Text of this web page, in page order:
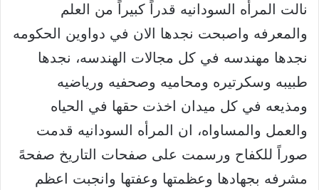
نالت المرأه السودانيه قدراً كبيراً من العلم
والمعرفه واصبحت نجدها الان في دواوين الحكومه
نجدها مهندسه في كل مجالات الهندسه، نجدها
طبيبه وسكرتيره ومحاميه وصحفيه ورياضيه
ومذيعه في كل ميدان اخذت حقها في الحياه
والعمل والمساواه، ان المرأه السودانيه قدمت
صوراً للكفاح ورسمت على صفحات التاريخ صفحهً
مشرفه بجهادها وعظمتها وعفتها وانجبت اعظم